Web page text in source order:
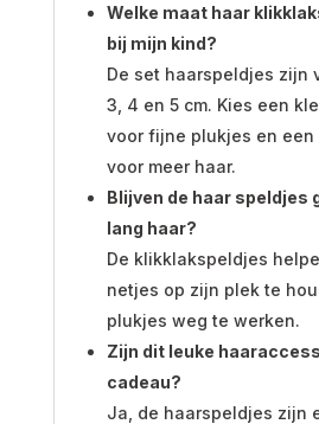
Welke maat haar
bij mijn kind?
De set haarspeldjes zijn
3, 4 en 5 cm. Kies een
voor fijne plukjes en een
voor meer haar.
Blijven de haar speldjes
lang haar?
De klikklakspeldjes
netjes op zijn plek te
plukjes weg te werken.
Zijn dit leuke
cadeau?
Ja, de haarspeldjes zijn